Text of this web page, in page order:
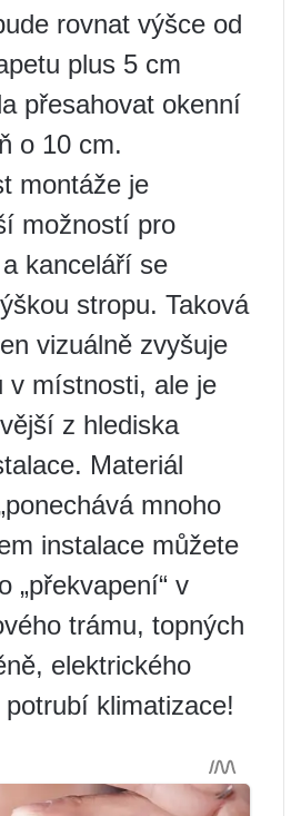
rovnat výšce od
plus 5 cm
přesahovat okenní
o 10 cm.
montáže je
možností pro
kanceláří se
stropu. Taková
vizuálně zvyšuje
v místnosti, ale je
z hlediska
Materiál
mnoho
instalace můžete
„překvapení“ v
trámu, topných
elektrického
klimatizace!